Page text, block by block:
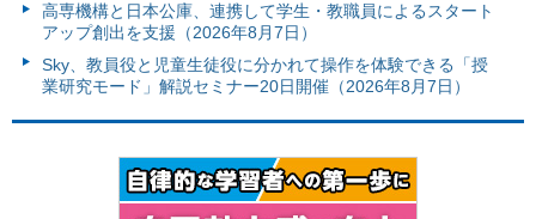
高専機構と日本公庫、連携して学生・教職員によるスタート
アップ創出を支援（2026年8月7日）
Sky、教員役と児童生徒役に分かれて操作を体験できる「授
業研究モード」解説セミナー20日開催（2026年8月7日）